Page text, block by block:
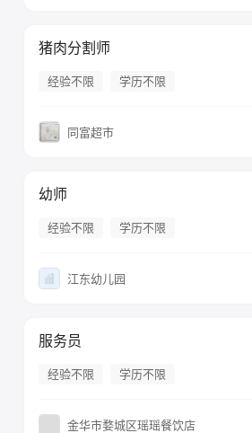
猪肉分割师
经验不限 学历不限
同富超市
幼师
经验不限 学历不限
江东幼儿园
服务员
经验不限 学历不限
金华市婺城区瑶瑶餐饮店